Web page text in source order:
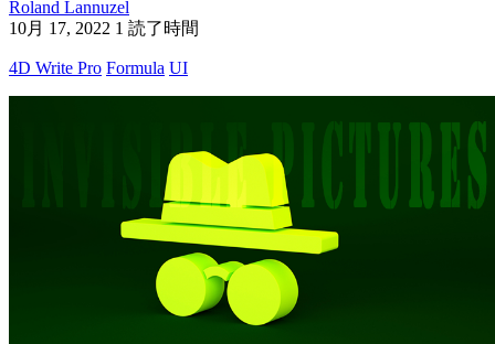
Roland Lannuzel
10月 17, 2022 1 読了時間
4D Write Pro Formula UI